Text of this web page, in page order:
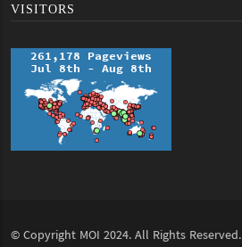
VISITORS
© Copyright MOI 2024. All Rights Reserved.